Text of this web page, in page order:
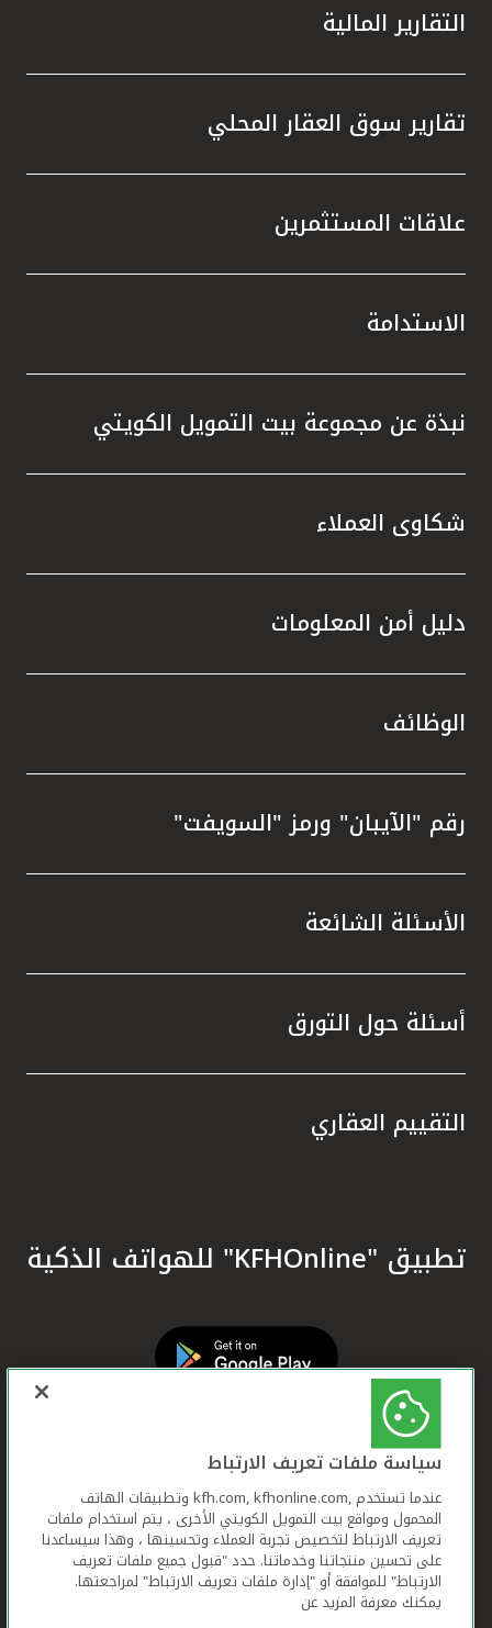
التقارير المالية
تقارير سوق العقار المحلي
علاقات المستثمرين
الاستدامة
نبذة عن مجموعة بيت التمويل الكويتي
شكاوى العملاء
دليل أمن المعلومات
الوظائف
رقم "الآيبان" ورمز "السويفت"
الأسئلة الشائعة
أسئلة حول التورق
التقييم العقاري
تطبيق "KFHOnline" للهواتف الذكية
سياسة ملفات تعريف الارتباط
عندما تستخدم ,kfh.com, kfhonline.com وتطبيقات الهاتف
المحمول ومواقع بيت التمويل الكويتي الأخرى ، يتم استخدام ملفات
تعريف الارتباط لتخصيص تجربة العملاء وتحسينها ، وهذا سيساعدنا
على تحسين منتجاتنا وخدماتنا. حدد "قبول جميع ملفات تعريف
الارتباط" للموافقة أو "إدارة ملفات تعريف الارتباط" لمراجعتها.
يمكنك معرفة المزيد عن